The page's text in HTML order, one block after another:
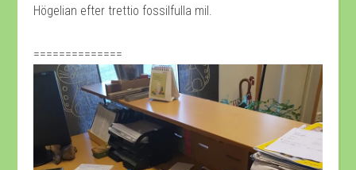
Högelian efter trettio fossilfulla mil.
==============